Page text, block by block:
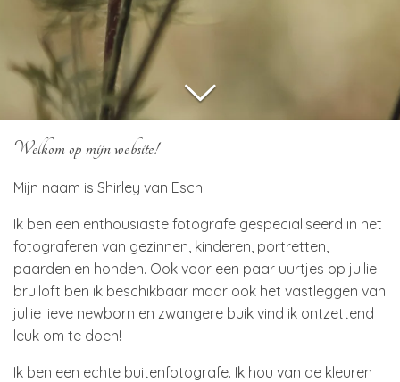
Welkom op mijn website!
Mijn naam is Shirley van Esch.
Ik ben een enthousiaste fotografe gespecialiseerd in het
fotograferen van gezinnen, kinderen, portretten,
paarden en honden. Ook voor een paar uurtjes op jullie
bruiloft ben ik beschikbaar maar ook het vastleggen van
jullie lieve newborn en zwangere buik vind ik ontzettend
leuk om te doen!
Ik ben een echte buitenfotografe. Ik hou van de kleuren